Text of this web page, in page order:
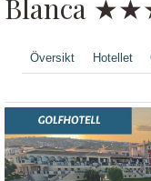
Översikt Hotellet